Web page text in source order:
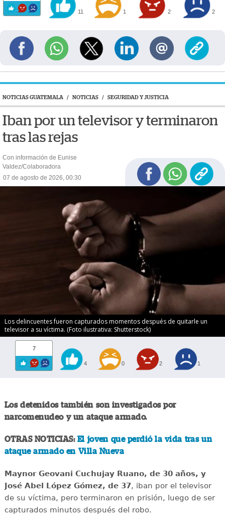
11 1 2 2
NOTICIAS GUATEMALA / NOTICIAS / SEGURIDAD Y JUSTICIA
Iban por un televisor y terminaron
tras las rejas
Con información de Eunise
Valdez/Colaboradora
07 de agosto de 2026, 00:30
Los delincuentes fueron capturados momentos después de quitarle un
televisor a su víctima. (Foto ilustrativa: Shutterstock)
7
4 0 2 1
Los detenidos también son investigados por
narcomenudeo y un ataque armado.
OTRAS NOTICIAS: El joven que perdió la vida tras un
ataque armado en Villa Nueva
Maynor Geovani Cuchujay Ruano, de 30 años, y
José Abel López Gómez, de 37, iban por el televisor
de su víctima, pero terminaron en prisión, luego de ser
capturados minutos después del robo.